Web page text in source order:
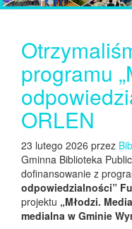
programu
ORLEN
23 lutego 2026 przez
Gminna Biblioteka
dofinansowanie z
odpowiedzialności”
projektu „Młodzi.
medialna w Gminie